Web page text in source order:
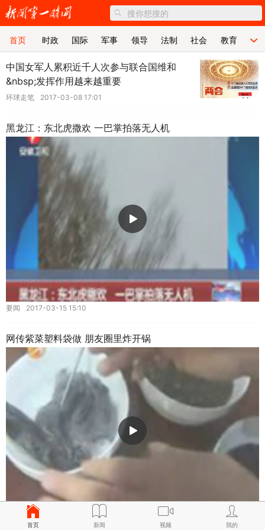
首页 新闻 视频 我的
首页 时政 国际 军事 领导 法制 社会 教育 体
食品 时尚
中国女军人累积近千人次参与联合国维和
&nbsp;发挥作用越来越重要
环球走笔 2017-03-08 17:01
黑龙江：东北虎撒欢 一巴掌拍落无人机
要闻 2017-03-15 15:10
网传紫菜塑料袋做 朋友圈里炸开锅
热门视频 2017-03-15 15:10